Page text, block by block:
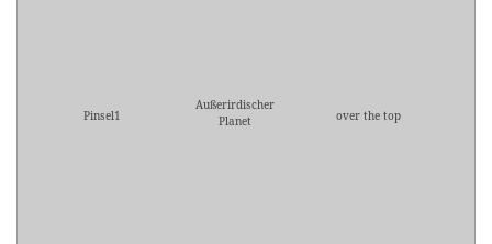
Pinsel1
Außerirdischer
Planet
over the top